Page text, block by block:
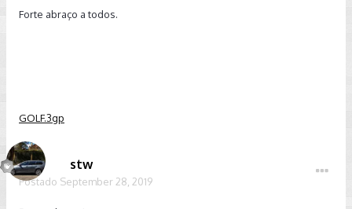
Forte abraço a todos.
GOLF.3gp
stw
Postado September 28, 2019